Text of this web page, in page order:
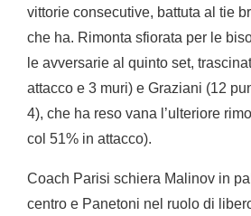
vittorie consecutive, battuta al tie
che ha. Rimonta sfiorata per le
le avversarie al quinto set,
attacco e 3 muri) e Graziani (12
4), che ha reso vana l’ulteriore
col 51% in attacco).
Coach Parisi schiera Malinov in
centro e Panetoni nel ruolo di